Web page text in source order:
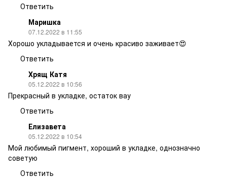
Ответить
Маришка
07.12.2022 в 11:55
Хорошо укладывается и очень красиво заживает😍
Ответить
Хрящ Катя
05.12.2022 в 10:56
Прекрасный в укладке, остаток вау
Ответить
Елизавета
05.12.2022 в 10:54
Мой любимый пигмент, хороший в укладке, однозначно
советую
Ответить